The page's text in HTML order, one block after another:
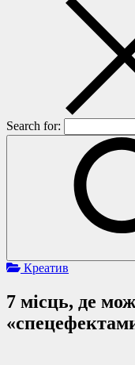
Search for:
Креатив
7 місць, де